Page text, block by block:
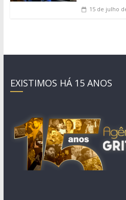
15 de julho
EXISTIMOS HÁ 15 ANOS